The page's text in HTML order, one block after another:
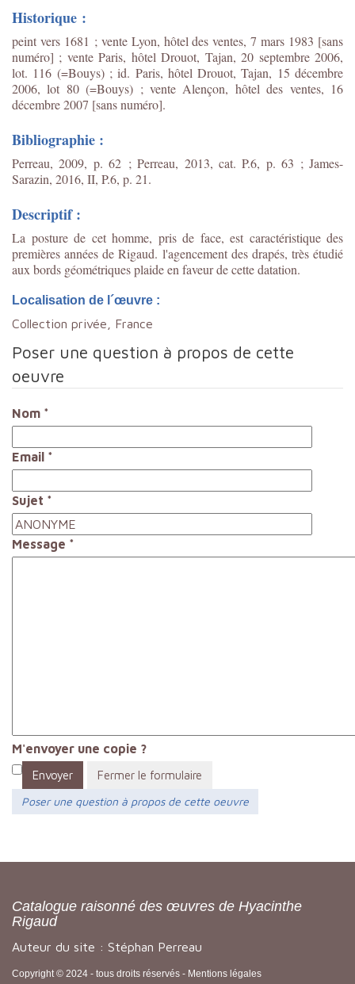
Historique :
peint vers 1681 ; vente Lyon, hôtel des ventes, 7 mars 1983 [sans
numéro] ; vente Paris, hôtel Drouot, Tajan, 20 septembre 2006,
lot. 116 (=Bouys) ; id. Paris, hôtel Drouot, Tajan, 15 décembre
2006, lot 80 (=Bouys) ; vente Alençon, hôtel des ventes, 16
décembre 2007 [sans numéro].
Bibliographie :
Perreau, 2009, p. 62 ; Perreau, 2013, cat. P.6, p. 63 ; James-
Sarazin, 2016, II, P.6, p. 21.
Descriptif :
La posture de cet homme, pris de face, est caractéristique des
premières années de Rigaud. l'agencement des drapés, très étudié
aux bords géométriques plaide en faveur de cette datation.
Localisation de l´œuvre :
Collection privée, France
Poser une question à propos de cette
oeuvre
Nom *
Email *
Sujet *
Message *
M'envoyer une copie ?
Envoyer
Fermer le formulaire
Poser une question à propos de cette oeuvre
Catalogue raisonné des œuvres de Hyacinthe
Rigaud
Auteur du site : Stéphan Perreau
Copyright © 2024 - tous droits réservés - Mentions légales